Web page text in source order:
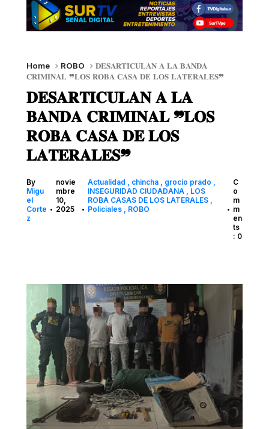
Home ROBO
𝐃𝐄𝐒𝐀𝐑𝐓𝐈𝐂𝐔𝐋𝐀𝐍 𝐀 𝐋𝐀 𝐁𝐀𝐍𝐃𝐀
𝐂𝐑𝐈𝐌𝐈𝐍𝐀𝐋 ❞𝐋𝐎𝐒 𝐑𝐎𝐁𝐀 𝐂𝐀𝐒𝐀 𝐃𝐄 𝐋𝐎𝐒 𝐋𝐀𝐓𝐄𝐑𝐀𝐋𝐄𝐒❞
𝐃𝐄𝐒𝐀𝐑𝐓𝐈𝐂𝐔𝐋𝐀𝐍 𝐀 𝐋𝐀
𝐁𝐀𝐍𝐃𝐀 𝐂𝐑𝐈𝐌𝐈𝐍𝐀𝐋 ❞𝐋𝐎𝐒
𝐑𝐎𝐁𝐀 𝐂𝐀𝐒𝐀 𝐃𝐄 𝐋𝐎𝐒
𝐋𝐀𝐓𝐄𝐑𝐀𝐋𝐄𝐒❞
By
Migu
el
Corte
z
•
novie
mbre
10,
2025
•
Actualidad chincha
grocio prado
INSEGURIDAD CIUDADANA
LOS
ROBA CASAS DE LOS LATERALES
Policiales
ROBO •
C
o
m
m
en
ts
: 0